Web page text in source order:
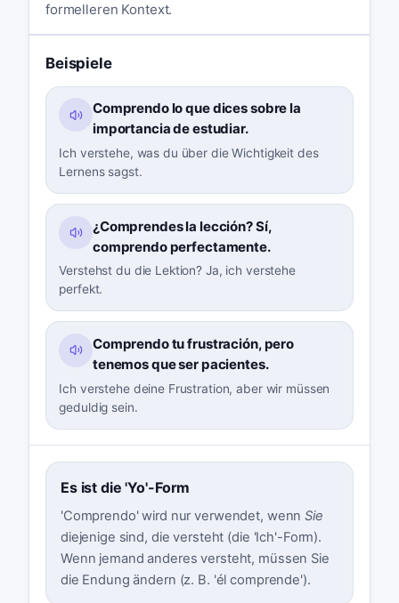
formelleren Kontext.
Beispiele
Comprendo lo que dices sobre la
importancia de estudiar.
Ich verstehe, was du über die Wichtigkeit des
Lernens sagst.
¿Comprendes la lección? Sí,
comprendo perfectamente.
Verstehst du die Lektion? Ja, ich verstehe
perfekt.
Comprendo tu frustración, pero
tenemos que ser pacientes.
Ich verstehe deine Frustration, aber wir müssen
geduldig sein.
Es ist die 'Yo'-Form
'Comprendo' wird nur verwendet, wennSie
diejenige sind, die versteht (die 'Ich'-Form).
Wenn jemand anderes versteht, müssen Sie
die Endung ändern (z. B. 'él comprende').